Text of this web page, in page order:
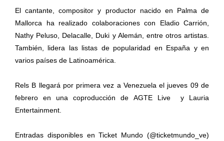
El cantante, compositor y productor nacido en Palma de
Mallorca ha realizado colaboraciones con Eladio Carrión,
Nathy Peluso, Delacalle, Duki y Alemán, entre otros artistas.
También, lidera las listas de popularidad en España y en
varios países de Latinoamérica.
Rels B llegará por primera vez a Venezuela el jueves 09 de
febrero en una coproducción de AGTE Live y Lauria
Entertainment.
Entradas disponibles en Ticket Mundo (@ticketmundo_ve)